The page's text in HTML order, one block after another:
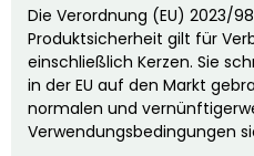
Die Verordnung (EU) 2023/
Produktsicherheit gilt für
einschließlich Kerzen. Sie
in der EU auf den Markt
normalen und
Verwendungsbedingungen